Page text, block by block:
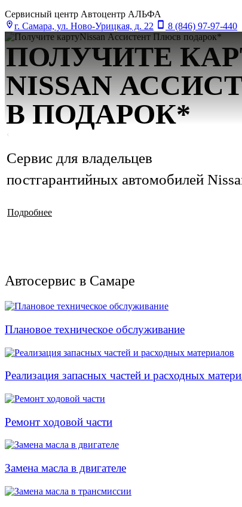
Сервисный центр Автоцентр АЛЬФА
г. Самара, ул. Ново-Урицкая, д. 22
8 (846) 97-97-440
ПОЛУЧИТЕ
NISSAN
В ПОДАРОК*
Сервис для владельцев
постгарантийных автомобилей
Подробнее
Автосервис в Самаре
Плановое техническое обслуживание
Реализация запасных частей и расходных
Ремонт ходовой части
Замена масла в двигателе